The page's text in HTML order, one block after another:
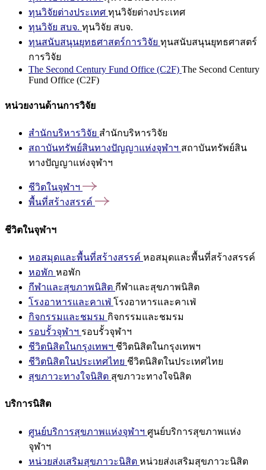
ทุนวิจัยต่างประเทศ ทุนวิจัยต่างประเทศ
ทุนวิจัย สบจ. ทุนวิจัย สบจ.
ทุนสนับสนุนยุทธศาสตร์การวิจัย ทุนสนับสนุนยุทธศาสตร์
การวิจัย
The Second Century Fund Office (C2F) The Second Century
Fund Office (C2F)
หน่วยงานด้านการวิจัย
สำนักบริหารวิจัย สำนักบริหารวิจัย
สถาบันทรัพย์สินทางปัญญาแห่งจุฬาฯ สถาบันทรัพย์สิน
ทางปัญญาแห่งจุฬาฯ
ชีวิตในจุฬาฯ
พื้นที่สร้างสรรค์
ชีวิตในจุฬาฯ
หอสมุดและพื้นที่สร้างสรรค์ หอสมุดและพื้นที่สร้างสรรค์
หอพัก หอพัก
กีฬาและสุขภาพนิสิต กีฬาและสุขภาพนิสิต
โรงอาหารและคาเฟ่ โรงอาหารและคาเฟ่
กิจกรรมและชมรม กิจกรรมและชมรม
รอบรั้วจุฬาฯ รอบรั้วจุฬาฯ
ชีวิตนิสิตในกรุงเทพฯ ชีวิตนิสิตในกรุงเทพฯ
ชีวิตนิสิตในประเทศไทย ชีวิตนิสิตในประเทศไทย
สุขภาวะทางใจนิสิต สุขภาวะทางใจนิสิต
บริการนิสิต
ศูนย์บริการสุขภาพแห่งจุฬาฯ ศูนย์บริการสุขภาพแห่ง
จุฬาฯ
หน่วยส่งเสริมสุขภาวะนิสิต หน่วยส่งเสริมสุขภาวะนิสิต